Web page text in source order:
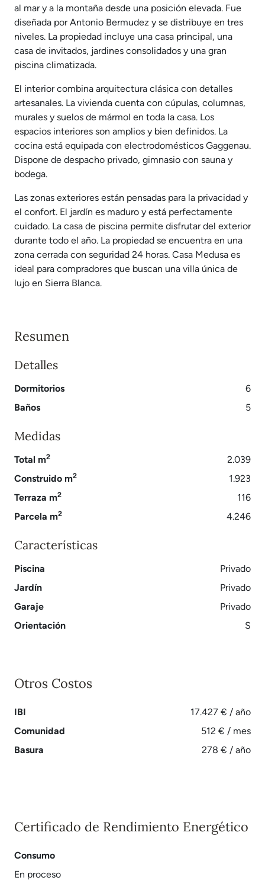
al mar y a la montaña desde una posición elevada. Fue
diseñada por Antonio Bermudez y se distribuye en tres
niveles. La propiedad incluye una casa principal, una
casa de invitados, jardines consolidados y una gran
piscina climatizada.
El interior combina arquitectura clásica con detalles
artesanales. La vivienda cuenta con cúpulas, columnas,
murales y suelos de mármol en toda la casa. Los
espacios interiores son amplios y bien definidos. La
cocina está equipada con electrodomésticos Gaggenau.
Dispone de despacho privado, gimnasio con sauna y
bodega.
Las zonas exteriores están pensadas para la privacidad y
el confort. El jardín es maduro y está perfectamente
cuidado. La casa de piscina permite disfrutar del exterior
durante todo el año. La propiedad se encuentra en una
zona cerrada con seguridad 24 horas. Casa Medusa es
ideal para compradores que buscan una villa única de
lujo en Sierra Blanca.
Resumen
Detalles
Dormitorios
6
Baños
5
Medidas
Total m2
2.039
Construido m2
1.923
Terraza m2
116
Parcela m2 4.246
Características
Piscina
Privado
Jardín
Privado
Garaje
Privado
Orientación
S
Otros Costos
IBI
17.427 € / año
Comunidad
512 € / mes
Basura
278 € / año
Certificado de Rendimiento Energético
Consumo
En proceso